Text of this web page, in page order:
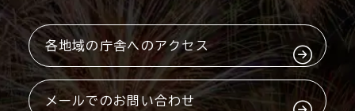
各地域の庁舎へのアクセス
メールでのお問い合わせ